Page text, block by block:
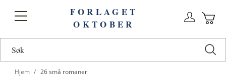
Toggle
FORLAGET
OKTOBER
Hjem 26 små romaner